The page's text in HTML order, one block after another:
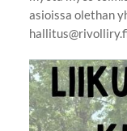
asioissa olethan